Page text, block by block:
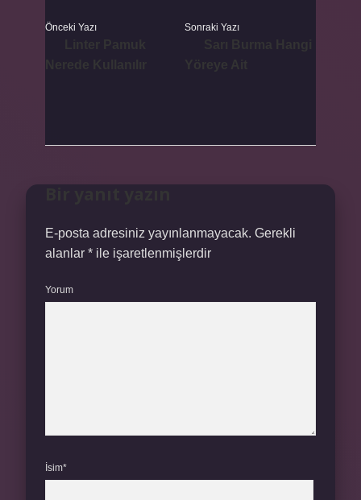
Önceki Yazı Sonraki Yazı
E-posta adresiniz yayınlanmayacak. Gerekli
alanlar * ile işaretlenmişlerdir
Yorum
İsim*